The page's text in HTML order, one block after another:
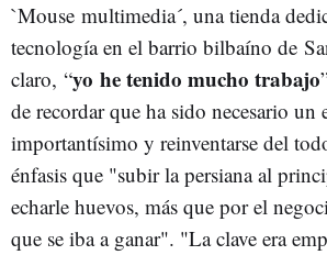
`Mouse multimedia´, una tienda
tecnología en el barrio bilbaíno de
claro, “yo he tenido mucho trabajo
de recordar que ha sido necesario un
importantísimo y reinventarse del
énfasis que "subir la persiana al
echarle huevos, más que por el
que se iba a ganar". "La clave era